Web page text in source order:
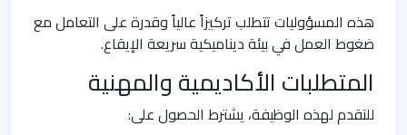
هذه المسؤوليات تتطلب تركيزاً عالياً وقدرة على التعامل مع
ضغوط العمل في بيئة ديناميكية سريعة الإيقاع.
المتطلبات الأكاديمية والمهنية
للتقدم لهذه الوظيفة، يشترط الحصول على: